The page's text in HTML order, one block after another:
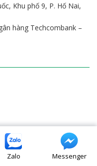
Zalo Messenger
Khu phố 9, P. Hố Nai,
hàng Techcombank –